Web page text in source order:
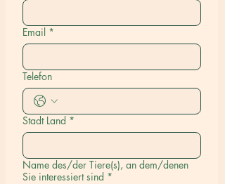
Email *
Telefon
Stadt Land *
Name des/der Tiere(s), an dem/denen
Sie interessiert sind *